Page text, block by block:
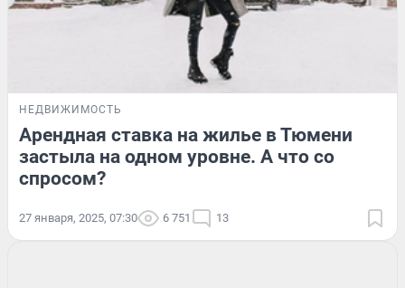
НЕДВИЖИМОСТЬ
Арендная ставка на жилье в Тюмени
застыла на одном уровне. А что со
спросом?
27 января, 2025, 07:30 6 751 13